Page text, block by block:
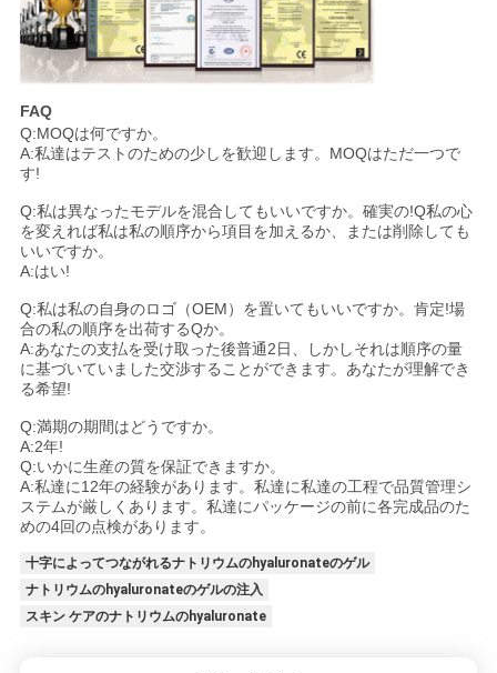
FAQ
Q:MOQは何ですか。
A:私達はテストのための少しを歓迎します。MOQはただ一つで
す!
Q:私は異なったモデルを混合してもいいですか。確実の!Q私の心
を変えれば私は私の順序から項目を加えるか、または削除しても
いいですか。
A:はい!
Q:私は私の自身のロゴ（OEM）を置いてもいいですか。肯定!場
合の私の順序を出荷するQか。
A:あなたの支払を受け取った後普通2日、しかしそれは順序の量
に基づいていました交渉することができます。あなたが理解でき
る希望!
Q:満期の期間はどうですか。
A:2年!
Q:いかに生産の質を保証できますか。
A:私達に12年の経験があります。私達に私達の工程で品質管理シ
ステムが厳しくあります。私達にパッケージの前に各完成品のた
めの4回の点検があります。
十字によってつながれるナトリウムのhyaluronateのゲル
ナトリウムのhyaluronateのゲルの注入
スキン ケアのナトリウムのhyaluronate